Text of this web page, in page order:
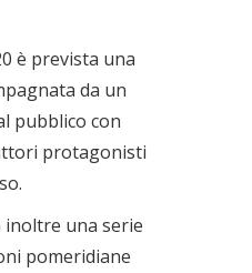
è prevista una
da un
pubblico con
protagonisti
inoltre una serie
pomeridiane